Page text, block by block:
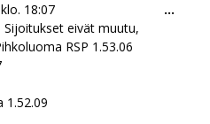
klo. 18:07
eivät muutu,
RSP 1.53.06
1.52.09
...